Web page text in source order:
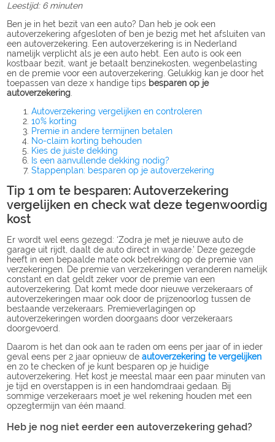
Leestijd: 6 minuten
Ben je in het bezit van een auto? Dan heb je ook een
autoverzekering afgesloten of ben je bezig met het afsluiten van
een autoverzekering. Een autoverzekering is in Nederland
namelijk verplicht als je een auto hebt. Een auto is ook een
kostbaar bezit, want je betaalt benzinekosten, wegenbelasting
en de premie voor een autoverzekering. Gelukkig kan je door het
toepassen van deze x handige tips besparen op je
autoverzekering.
Autoverzekering vergelijken en controleren
10% korting
Premie in andere termijnen betalen
No-claim korting behouden
Kies de juiste dekking
Is een aanvullende dekking nodig?
Stappenplan: besparen op je autoverzekering
Tip 1 om te besparen: Autoverzekering
vergelijken en check wat deze tegenwoordig
kost
Er wordt wel eens gezegd: ‘Zodra je met je nieuwe auto de
garage uit rijdt, daalt de auto direct in waarde.’ Deze gezegde
heeft in een bepaalde mate ook betrekking op de premie van
verzekeringen. De premie van verzekeringen veranderen namelijk
constant en dat geldt zeker voor de premie van een
autoverzekering. Dat komt mede door nieuwe verzekeraars of
autoverzekeringen maar ook door de prijzenoorlog tussen de
bestaande verzekeraars. Premieverlagingen op
autoverzekeringen worden doorgaans door verzekeraars
doorgevoerd.
Daarom is het dan ook aan te raden om eens per jaar of in ieder
geval eens per 2 jaar opnieuw deautoverzekering te vergelijken
en zo te checken of je kunt besparen op je huidige
autoverzekering. Het kost je meestal maar een paar minuten van
je tijd en overstappen is in een handomdraai gedaan. Bij
sommige verzekeraars moet je wel rekening houden met een
opzegtermijn van één maand.
Heb je nog niet eerder een autoverzekering gehad?